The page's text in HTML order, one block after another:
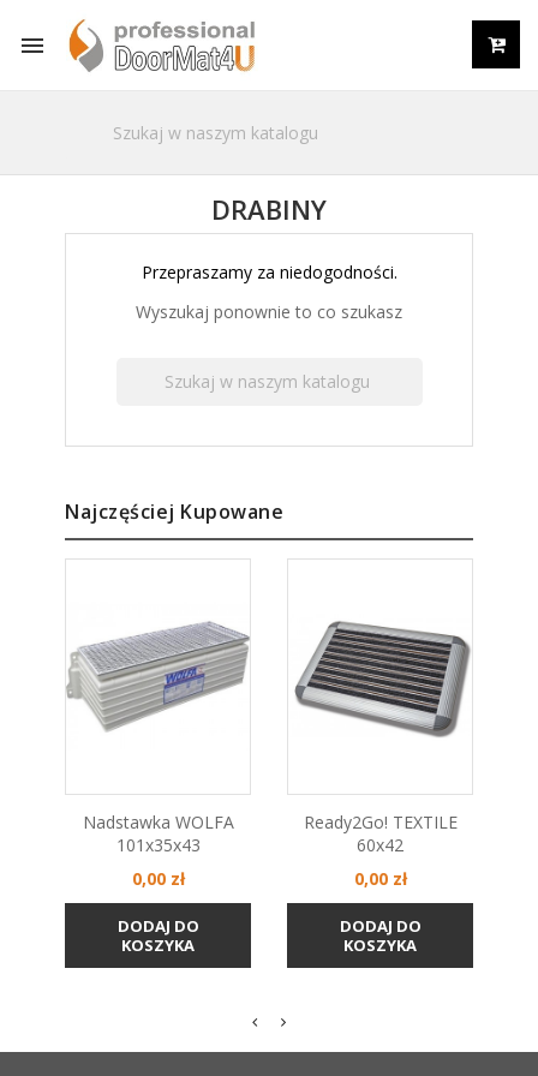

DRABINY
Przepraszamy za niedogodności.
Wyszukaj ponownie to co szukasz
Najczęściej Kupowane
Nadstawka WOLFA
101x35x43
Cena
0,00 zł
DODAJ DO
KOSZYKA
Ready2Go! TEXTILE
60x42
Cena
0,00 zł
DODAJ DO
KOSZYKA